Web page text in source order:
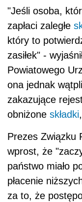
"Jeśli osoba,
zapłaci zaległe
który to
zasiłek" -
Powiatowego
ona jednak
zakazujące
obniżone składki
Prezes Związku
wprost, że
państwo miało
płacenie
za to, że